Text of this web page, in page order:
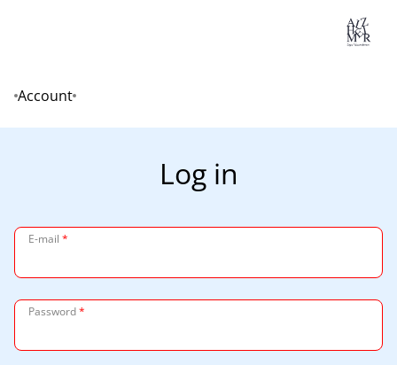
Home
Account
Log in
E-mail *
Password*